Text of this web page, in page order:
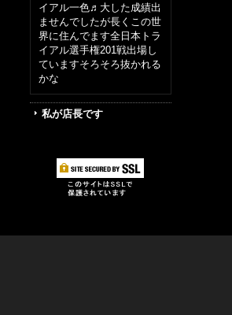
イアル一色♬大した成績出
ませんでしたが長くこの世
界に住んでます全日本トラ
イアル選手権201戦出場し
ていますそろそろ抜かれる
かな
私が店長です